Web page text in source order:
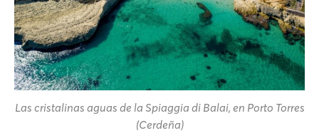
Las cristalinas aguas de la Spiaggia di Balai, en Porto Torres
(Cerdeña)